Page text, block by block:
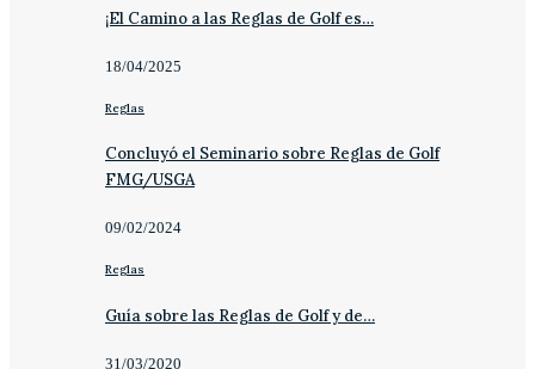
¡El Camino a las Reglas de Golf es…
18/04/2025
Reglas
Concluyó el Seminario sobre Reglas de Golf
FMG/USGA
09/02/2024
Reglas
Guía sobre las Reglas de Golf y de…
31/03/2020